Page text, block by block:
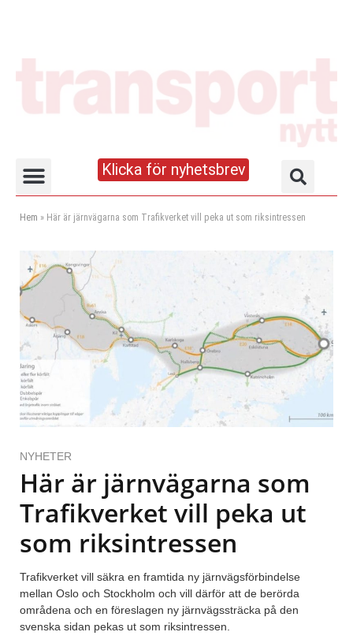
Klicka för nyhetsbrev
Hem » Här är järnvägarna som Trafikverket vill peka ut som riksintressen
NYHETER
Här är järnvägarna som
Trafikverket vill peka ut
som riksintressen
Trafikverket vill säkra en framtida ny järnvägsförbindelse
mellan Oslo och Stockholm och vill därför att de berörda
områdena och en föreslagen ny järnvägssträcka på den
svenska sidan pekas ut som riksintressen.